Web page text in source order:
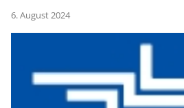
6. August 2024